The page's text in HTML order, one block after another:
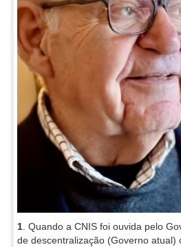
1 . Quando a CNIS foi ouvida pelo
de descentralização (Governo atual)